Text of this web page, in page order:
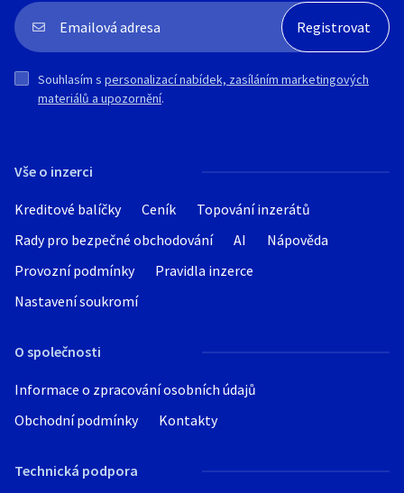
Vše o inzerci
Kreditové balíčky Ceník
Topování inzerátů
Rady pro bezpečné obchodování
AI
Nápověda
Provozní podmínky
Pravidla inzerce
Nastavení soukromí
O společnosti
Informace o zpracování osobních údajů
Obchodní podmínky
Kontakty
Technická podpora
Souhlasím s personalizací nabídek, zasíláním marketingových
materiálů a upozornění.